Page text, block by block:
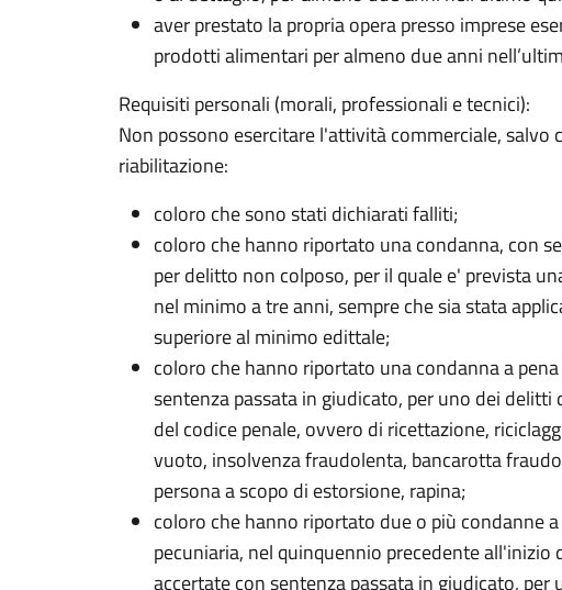
aver prestato la propria opera presso imprese
prodotti alimentari per almeno due anni
Requisiti personali (morali, professionali e tecnici):
Non possono esercitare l'attività commerciale, salvo
riabilitazione:
coloro che sono stati dichiarati falliti;
coloro che hanno riportato una condanna, con
per delitto non colposo, per il quale e' prevista
nel minimo a tre anni, sempre che sia stata
superiore al minimo edittale;
coloro che hanno riportato una condanna a
sentenza passata in giudicato, per uno dei delitti
del codice penale, ovvero di ricettazione,
vuoto, insolvenza fraudolenta, bancarotta
persona a scopo di estorsione, rapina;
coloro che hanno riportato due o più condanne
pecuniaria, nel quinquennio precedente
accertate con sentenza passata in giudicato,